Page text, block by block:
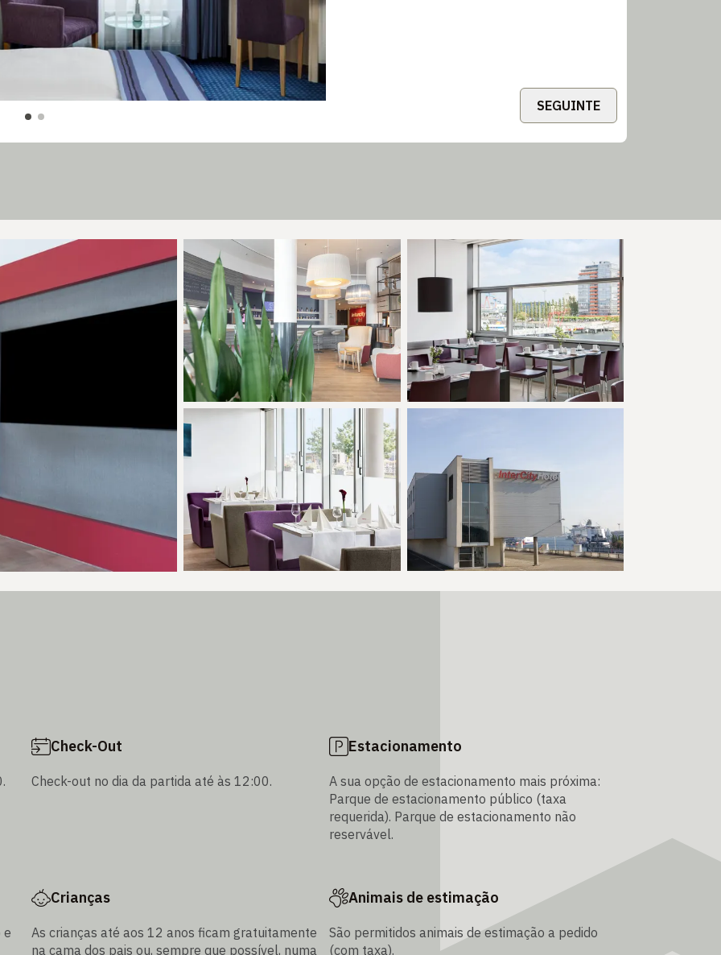
SEGUINTE
Check-Out
Check-out no dia da partida até às 12:00.
Estacionamento
A sua opção de estacionamento mais próxima:
Parque de estacionamento público (taxa
requerida). Parque de estacionamento não
reservável.
e
Crianças
As crianças até aos 12 anos ficam gratuitamente
na cama dos pais ou, sempre que possível, numa
Animais de estimação
São permitidos animais de estimação a pedido
(com taxa).